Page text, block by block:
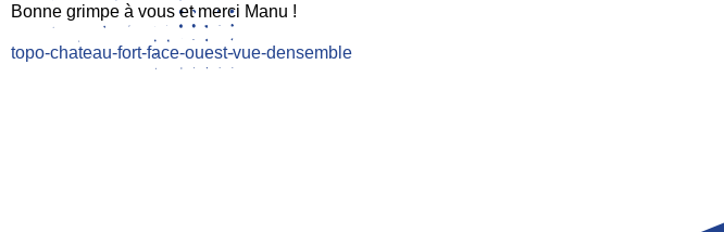
Bonne grimpe à vous et merci Manu !
topo-chateau-fort-face-ouest-vue-densemble